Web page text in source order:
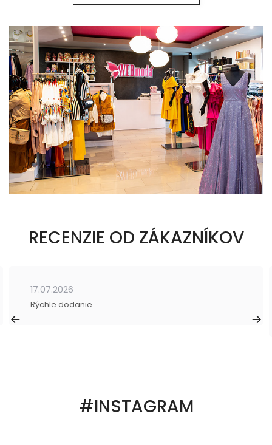
RECENZIE OD ZÁKAZNÍKOV
17.07.2026
Rýchle dodanie
#INSTAGRAM